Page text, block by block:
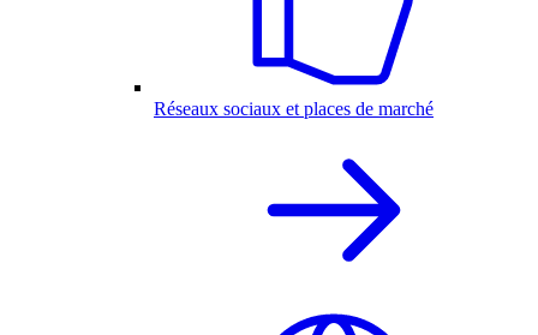
Réseaux sociaux et places de marché